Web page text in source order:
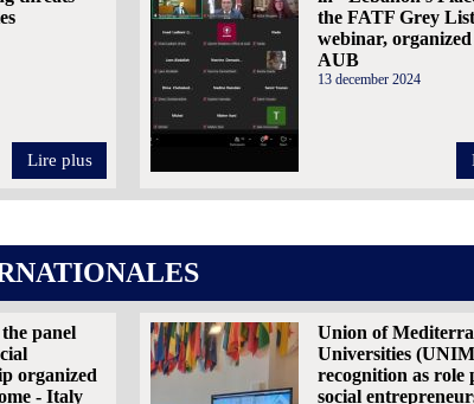
Lire plus
the FATF Grey
webinar,
AUB
13 december 2024
panel
organized
- Italy
Union of
Universities
recognition as role
social